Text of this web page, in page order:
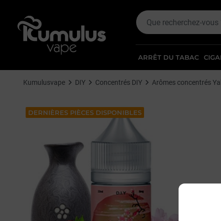
ARRÊT DU TABAC
Kumulusvape DIY Concentrés DIY Arômes concentrés
DERNIÈRES PIÈCES DISPONIBLES